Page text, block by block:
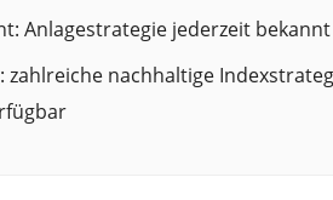
Anlagestrategie jederzeit bekannt
zahlreiche nachhaltige